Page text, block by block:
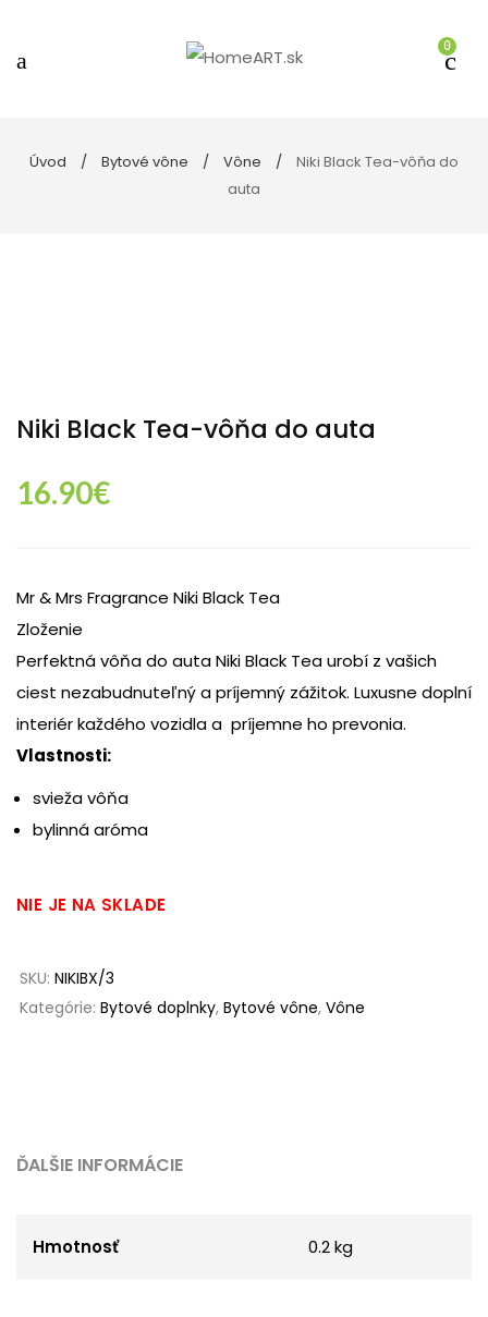
0
Úvod Bytové vône Vône
Niki Black Tea-vôňa do
auta
Niki Black Tea-vôňa do auta
16.90€
Mr & Mrs Fragrance Niki Black Tea
Zloženie
Perfektná vôňa do auta Niki Black Tea urobí z vašich
ciest nezabudnuteľný a príjemný zážitok. Luxusne doplní
interiér každého vozidla a príjemne ho prevonia.
Vlastnosti:
svieža vôňa
bylinná aróma
NIE JE NA SKLADE
SKU: NIKIBX/3
Kategórie: Bytové doplnky, Bytové vône, Vône
ĎALŠIE INFORMÁCIE
Hmotnosť 0.2 kg